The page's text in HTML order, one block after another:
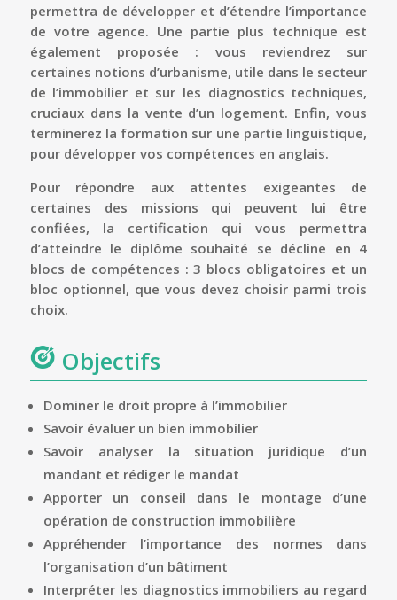
permettra de développer et d’étendre l’importance
de votre agence. Une partie plus technique est
également proposée : vous reviendrez sur
certaines notions d’urbanisme, utile dans le secteur
de l’immobilier et sur les diagnostics techniques,
cruciaux dans la vente d’un logement. Enfin, vous
terminerez la formation sur une partie linguistique,
pour développer vos compétences en anglais.
Pour répondre aux attentes exigeantes de
certaines des missions qui peuvent lui être
confiées, la certification qui vous permettra
d’atteindre le diplôme souhaité se décline en 4
blocs de compétences : 3 blocs obligatoires et un
bloc optionnel, que vous devez choisir parmi trois
choix.
Objectifs
Dominer le droit propre à l’immobilier
Savoir évaluer un bien immobilier
Savoir analyser la situation juridique d’un
mandant et rédiger le mandat
Apporter un conseil dans le montage d’une
opération de construction immobilière
Appréhender l’importance des normes dans
l’organisation d’un bâtiment
Interpréter les diagnostics immobiliers au regard